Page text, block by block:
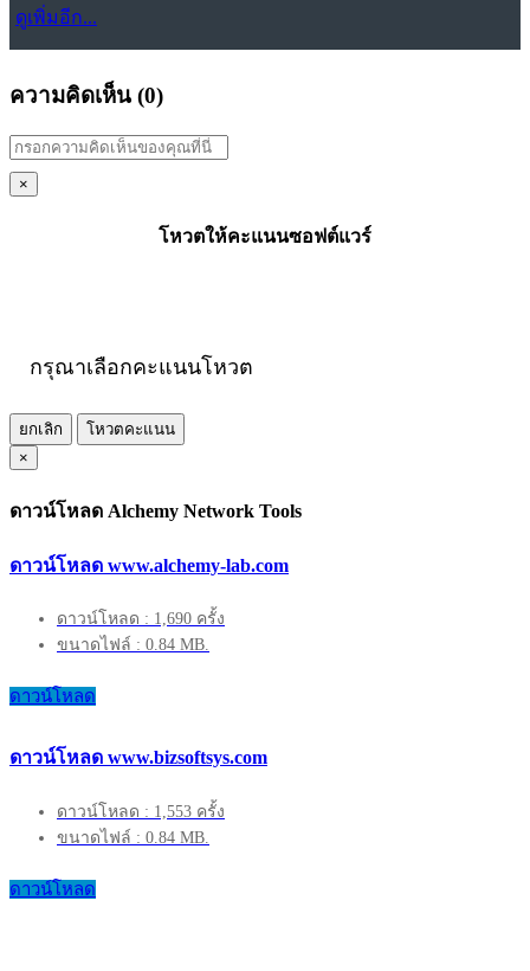
ดูเพิ่มอีก...
ความคิดเห็น (0)
×
โหวตให้คะแนนซอฟต์แวร์
กรุณาเลือกคะแนนโหวต
ยกเลิก
โหวตคะแนน
×
ดาวน์โหลด Alchemy Network Tools
ดาวน์โหลด www.alchemy-lab.com
ดาวน์โหลด : 1,690 ครั้ง
ขนาดไฟล์ : 0.84 MB.
ดาวน์โหลด
ดาวน์โหลด www.bizsoftsys.com
ดาวน์โหลด : 1,553 ครั้ง
ขนาดไฟล์ : 0.84 MB.
ดาวน์โหลด